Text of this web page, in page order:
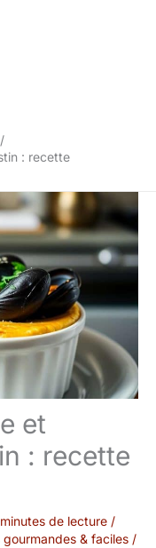
: recette
et
: recette
de lecture /
gourmandes & faciles /